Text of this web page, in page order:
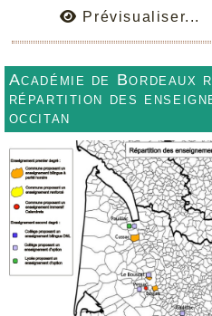
Prévisualiser...
Académie de Bordeaux
répartition des
occitan